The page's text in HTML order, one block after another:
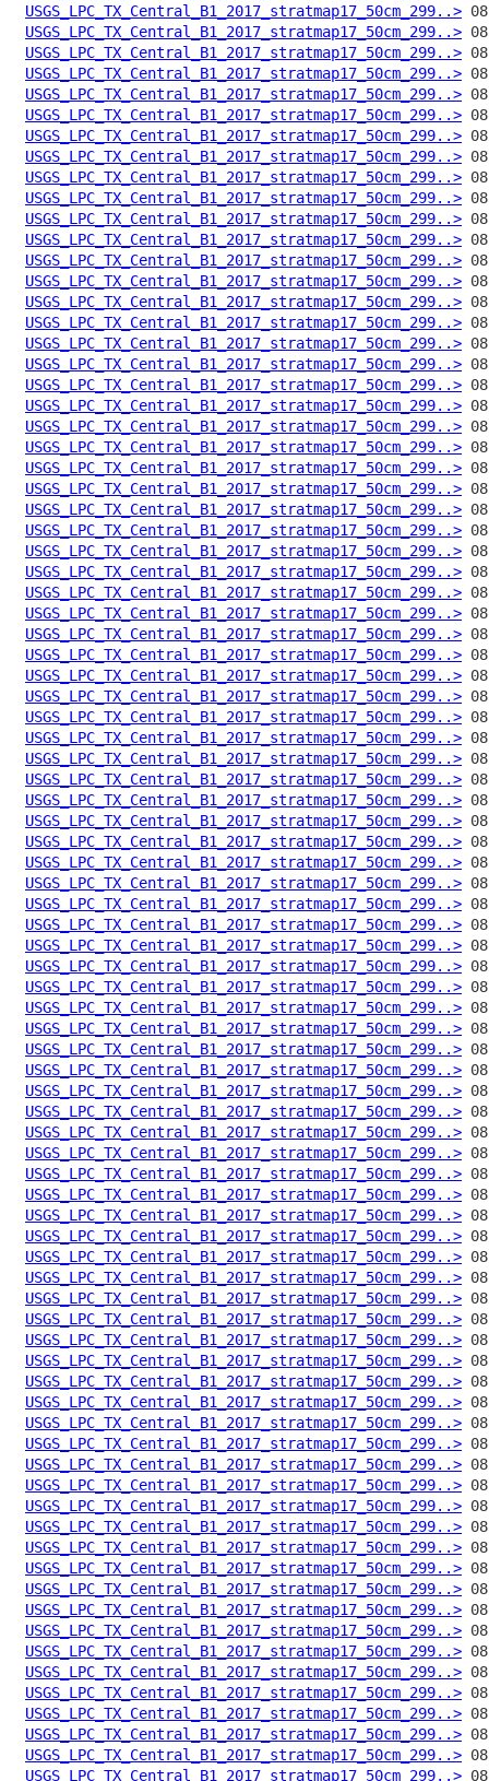
USGS_LPC_TX_Central_B1_2017_stratmap17_50cm_299..>
USGS_LPC_TX_Central_B1_2017_stratmap17_50cm_299..>
USGS_LPC_TX_Central_B1_2017_stratmap17_50cm_299..>
USGS_LPC_TX_Central_B1_2017_stratmap17_50cm_299..>
USGS_LPC_TX_Central_B1_2017_stratmap17_50cm_299..>
USGS_LPC_TX_Central_B1_2017_stratmap17_50cm_299..>
USGS_LPC_TX_Central_B1_2017_stratmap17_50cm_299..>
USGS_LPC_TX_Central_B1_2017_stratmap17_50cm_299..>
USGS_LPC_TX_Central_B1_2017_stratmap17_50cm_299..>
USGS_LPC_TX_Central_B1_2017_stratmap17_50cm_299..>
USGS_LPC_TX_Central_B1_2017_stratmap17_50cm_299..>
USGS_LPC_TX_Central_B1_2017_stratmap17_50cm_299..>
USGS_LPC_TX_Central_B1_2017_stratmap17_50cm_299..>
USGS_LPC_TX_Central_B1_2017_stratmap17_50cm_299..>
USGS_LPC_TX_Central_B1_2017_stratmap17_50cm_299..>
USGS_LPC_TX_Central_B1_2017_stratmap17_50cm_299..>
USGS_LPC_TX_Central_B1_2017_stratmap17_50cm_299..>
USGS_LPC_TX_Central_B1_2017_stratmap17_50cm_299..>
USGS_LPC_TX_Central_B1_2017_stratmap17_50cm_299..>
USGS_LPC_TX_Central_B1_2017_stratmap17_50cm_299..>
USGS_LPC_TX_Central_B1_2017_stratmap17_50cm_299..>
USGS_LPC_TX_Central_B1_2017_stratmap17_50cm_299..>
USGS_LPC_TX_Central_B1_2017_stratmap17_50cm_299..>
USGS_LPC_TX_Central_B1_2017_stratmap17_50cm_299..>
USGS_LPC_TX_Central_B1_2017_stratmap17_50cm_299..>
USGS_LPC_TX_Central_B1_2017_stratmap17_50cm_299..>
USGS_LPC_TX_Central_B1_2017_stratmap17_50cm_299..>
USGS_LPC_TX_Central_B1_2017_stratmap17_50cm_299..>
USGS_LPC_TX_Central_B1_2017_stratmap17_50cm_299..>
USGS_LPC_TX_Central_B1_2017_stratmap17_50cm_299..>
USGS_LPC_TX_Central_B1_2017_stratmap17_50cm_299..>
USGS_LPC_TX_Central_B1_2017_stratmap17_50cm_299..>
USGS_LPC_TX_Central_B1_2017_stratmap17_50cm_299..>
USGS_LPC_TX_Central_B1_2017_stratmap17_50cm_299..>
USGS_LPC_TX_Central_B1_2017_stratmap17_50cm_299..>
USGS_LPC_TX_Central_B1_2017_stratmap17_50cm_299..>
USGS_LPC_TX_Central_B1_2017_stratmap17_50cm_299..>
USGS_LPC_TX_Central_B1_2017_stratmap17_50cm_299..>
USGS_LPC_TX_Central_B1_2017_stratmap17_50cm_299..>
USGS_LPC_TX_Central_B1_2017_stratmap17_50cm_299..>
USGS_LPC_TX_Central_B1_2017_stratmap17_50cm_299..>
USGS_LPC_TX_Central_B1_2017_stratmap17_50cm_299..>
USGS_LPC_TX_Central_B1_2017_stratmap17_50cm_299..>
USGS_LPC_TX_Central_B1_2017_stratmap17_50cm_299..>
USGS_LPC_TX_Central_B1_2017_stratmap17_50cm_299..>
USGS_LPC_TX_Central_B1_2017_stratmap17_50cm_299..>
USGS_LPC_TX_Central_B1_2017_stratmap17_50cm_299..>
USGS_LPC_TX_Central_B1_2017_stratmap17_50cm_299..>
USGS_LPC_TX_Central_B1_2017_stratmap17_50cm_299..>
USGS_LPC_TX_Central_B1_2017_stratmap17_50cm_299..>
USGS_LPC_TX_Central_B1_2017_stratmap17_50cm_299..>
USGS_LPC_TX_Central_B1_2017_stratmap17_50cm_299..>
USGS_LPC_TX_Central_B1_2017_stratmap17_50cm_299..>
USGS_LPC_TX_Central_B1_2017_stratmap17_50cm_299..>
USGS_LPC_TX_Central_B1_2017_stratmap17_50cm_299..>
USGS_LPC_TX_Central_B1_2017_stratmap17_50cm_299..>
USGS_LPC_TX_Central_B1_2017_stratmap17_50cm_299..>
USGS_LPC_TX_Central_B1_2017_stratmap17_50cm_299..>
USGS_LPC_TX_Central_B1_2017_stratmap17_50cm_299..>
USGS_LPC_TX_Central_B1_2017_stratmap17_50cm_299..>
USGS_LPC_TX_Central_B1_2017_stratmap17_50cm_299..>
USGS_LPC_TX_Central_B1_2017_stratmap17_50cm_299..>
USGS_LPC_TX_Central_B1_2017_stratmap17_50cm_299..>
USGS_LPC_TX_Central_B1_2017_stratmap17_50cm_299..>
USGS_LPC_TX_Central_B1_2017_stratmap17_50cm_299..>
USGS_LPC_TX_Central_B1_2017_stratmap17_50cm_299..>
USGS_LPC_TX_Central_B1_2017_stratmap17_50cm_299..>
USGS_LPC_TX_Central_B1_2017_stratmap17_50cm_299..>
USGS_LPC_TX_Central_B1_2017_stratmap17_50cm_299..>
USGS_LPC_TX_Central_B1_2017_stratmap17_50cm_299..>
USGS_LPC_TX_Central_B1_2017_stratmap17_50cm_299..>
USGS_LPC_TX_Central_B1_2017_stratmap17_50cm_299..>
USGS_LPC_TX_Central_B1_2017_stratmap17_50cm_299..>
USGS_LPC_TX_Central_B1_2017_stratmap17_50cm_299..>
USGS_LPC_TX_Central_B1_2017_stratmap17_50cm_299..>
USGS_LPC_TX_Central_B1_2017_stratmap17_50cm_299..>
USGS_LPC_TX_Central_B1_2017_stratmap17_50cm_299..>
USGS_LPC_TX_Central_B1_2017_stratmap17_50cm_299..>
USGS_LPC_TX_Central_B1_2017_stratmap17_50cm_299..>
USGS_LPC_TX_Central_B1_2017_stratmap17_50cm_299..>
USGS_LPC_TX_Central_B1_2017_stratmap17_50cm_299..>
USGS_LPC_TX_Central_B1_2017_stratmap17_50cm_299..>
USGS_LPC_TX_Central_B1_2017_stratmap17_50cm_299..>
USGS_LPC_TX_Central_B1_2017_stratmap17_50cm_299..>
USGS_LPC_TX_Central_B1_2017_stratmap17_50cm_299..>
USGS_LPC_TX_Central_B1_2017_stratmap17_50cm_299..>